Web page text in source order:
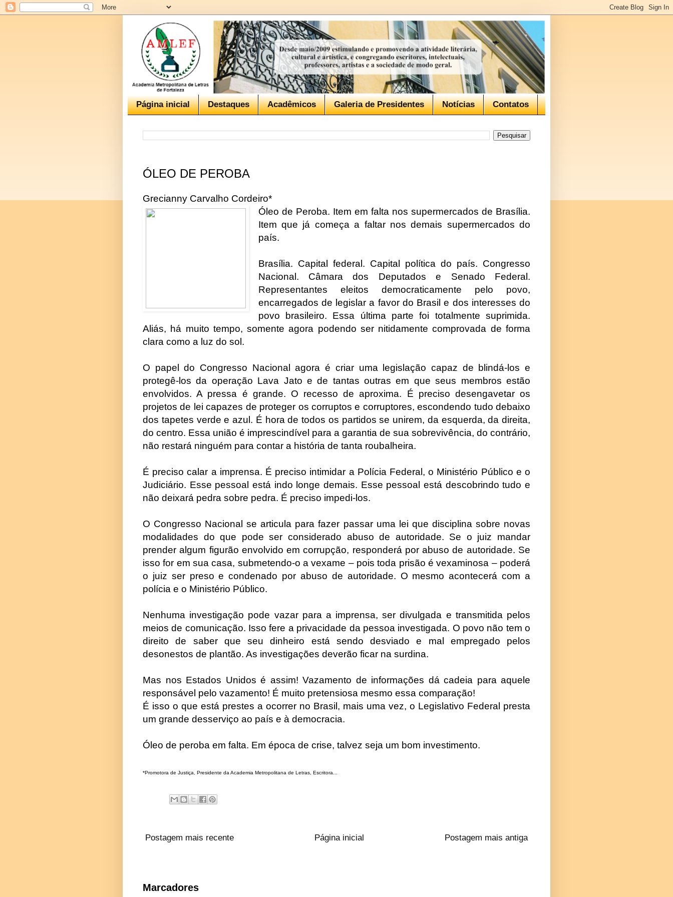
Página inicial Destaques Acadêmicos Galeria de Presidentes Notícias Contatos
ÓLEO DE PEROBA
Grecianny Carvalho Cordeiro*
Óleo de Peroba. Item em falta nos supermercados de Brasília.
Item que já começa a faltar nos demais supermercados do
país.
Brasília. Capital federal. Capital política do país. Congresso
Nacional. Câmara dos Deputados e Senado Federal.
Representantes eleitos democraticamente pelo povo,
encarregados de legislar a favor do Brasil e dos interesses do
povo brasileiro. Essa última parte foi totalmente suprimida.
Aliás, há muito tempo, somente agora podendo ser nitidamente comprovada de forma
clara como a luz do sol.
O papel do Congresso Nacional agora é criar uma legislação capaz de blindá-los e
protegê-los da operação Lava Jato e de tantas outras em que seus membros estão
envolvidos. A pressa é grande. O recesso de aproxima. É preciso desengavetar os
projetos de lei capazes de proteger os corruptos e corruptores, escondendo tudo debaixo
dos tapetes verde e azul. É hora de todos os partidos se unirem, da esquerda, da direita,
do centro. Essa união é imprescindível para a garantia de sua sobrevivência, do contrário,
não restará ninguém para contar a história de tanta roubalheira.
É preciso calar a imprensa. É preciso intimidar a Polícia Federal, o Ministério Público e o
Judiciário. Esse pessoal está indo longe demais. Esse pessoal está descobrindo tudo e
não deixará pedra sobre pedra. É preciso impedi-los.
O Congresso Nacional se articula para fazer passar uma lei que disciplina sobre novas
modalidades do que pode ser considerado abuso de autoridade. Se o juiz mandar
prender algum figurão envolvido em corrupção, responderá por abuso de autoridade. Se
isso for em sua casa, submetendo-o a vexame – pois toda prisão é vexaminosa – poderá
o juiz ser preso e condenado por abuso de autoridade. O mesmo acontecerá com a
polícia e o Ministério Público.
Nenhuma investigação pode vazar para a imprensa, ser divulgada e transmitida pelos
meios de comunicação. Isso fere a privacidade da pessoa investigada. O povo não tem o
direito de saber que seu dinheiro está sendo desviado e mal empregado pelos
desonestos de plantão. As investigações deverão ficar na surdina.
Mas nos Estados Unidos é assim! Vazamento de informações dá cadeia para aquele
responsável pelo vazamento! É muito pretensiosa mesmo essa comparação!
É isso o que está prestes a ocorrer no Brasil, mais uma vez, o Legislativo Federal presta
um grande desserviço ao país e à democracia.
Óleo de peroba em falta. Em época de crise, talvez seja um bom investimento.
*Promotora de Justiça, Presidente da Academia Metropolitana de Letras, Escritora...
Postagem mais recente Postagem mais antiga
Página inicial
Marcadores